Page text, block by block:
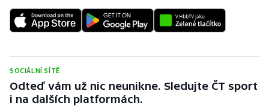
Volejbal
SOCIÁLNÍ SÍTĚ
Odteď vám už nic neunikne. Sledujte ČT sport
i na dalších platformách.